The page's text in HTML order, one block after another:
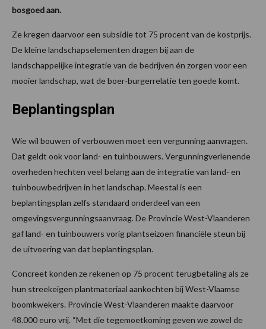
bosgoed aan.
Ze kregen daarvoor een subsidie tot 75 procent van de kostprijs.
De kleine landschapselementen dragen bij aan de
landschappelijke integratie van de bedrijven én zorgen voor een
mooier landschap, wat de boer-burgerrelatie ten goede komt.
Beplantingsplan
Wie wil bouwen of verbouwen moet een vergunning aanvragen.
Dat geldt ook voor land- en tuinbouwers. Vergunningverlenende
overheden hechten veel belang aan de integratie van land- en
tuinbouwbedrijven in het landschap. Meestal is een
beplantingsplan zelfs standaard onderdeel van een
omgevingsvergunningsaanvraag. De Provincie West-Vlaanderen
gaf land- en tuinbouwers vorig plantseizoen financiële steun bij
de uitvoering van dat beplantingsplan.
Concreet konden ze rekenen op 75 procent terugbetaling als ze
hun streekeigen plantmateriaal aankochten bij West-Vlaamse
boomkwekers. Provincie West-Vlaanderen maakte daarvoor
48.000 euro vrij. “Met die tegemoetkoming geven we zowel de